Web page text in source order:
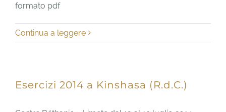
formato pdf
Continua a leggere
Esercizi 2014 a Kinshasa (R.d.C.)